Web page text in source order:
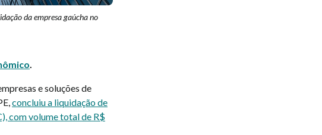
da empresa gaúcha no
.
e soluções de
concluiu a liquidação de
com volume total de R$